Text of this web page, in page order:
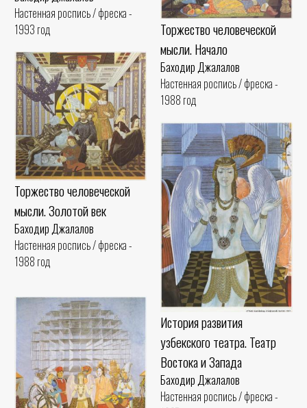
Настенная роспись / фреска -
1993 год
Торжество человеческой
мысли. Начало
Баходир Джалалов
Настенная роспись / фреска -
1988 год
Торжество человеческой
мысли. Золотой век
Баходир Джалалов
Настенная роспись / фреска -
1988 год
История развития
узбекского театра. Театр
Востока и Запада
Баходир Джалалов
Настенная роспись / фреска -